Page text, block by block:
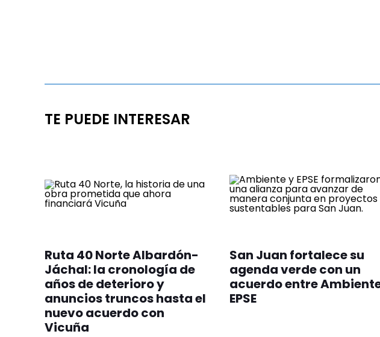
TE PUEDE INTERESAR
Ruta 40 Norte Albardón-
Jáchal: la cronología de
años de deterioro y
anuncios truncos hasta el
nuevo acuerdo con
Vicuña
San Juan fortalece su
agenda verde con un
acuerdo entre
EPSE